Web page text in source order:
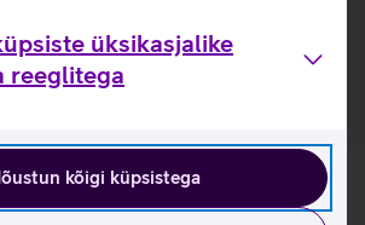
üksikasjalike
reeglitega
kõigi küpsistega
kodulehel